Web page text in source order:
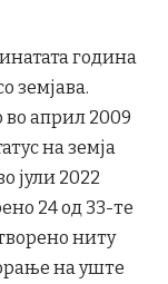
година
земјава.
април 2009
на земја
јули 2022
24 од 33-те
ниту
на уште